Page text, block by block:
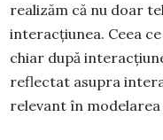
realizăm că nu doar
interacțiunea. Ceea
chiar după
reflectat asupra
relevant în modelarea